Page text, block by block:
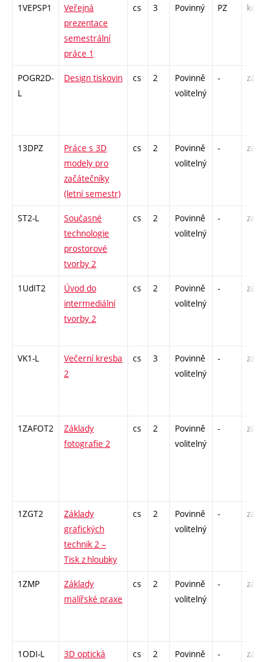
1VEPSP1
Veřejná
prezentace
semestrální
práce 1
cs 3 Povinný PZ kol
POGR2D-
L
Design tiskovin cs 2
Povinně
volitelný
- zá
13DPZ
Práce s 3D
modely pro
začátečníky
(letní semestr)
cs 2
Povinně
volitelný
- zá
ST2-L
Současné
technologie
prostorové
tvorby 2
cs 2
Povinně
volitelný
- zá
1UdIT2
Úvod do
intermediální
tvorby 2
cs 2
Povinně
volitelný
- zá
VK1-L
Večerní kresba
2
cs 3
Povinně
volitelný
- zá,zk
1ZAFOT2
Základy
fotografie 2
cs 2
Povinně
volitelný
- zá
1ZGT2
Základy
grafických
technik 2 –
Tisk z hloubky
cs 2
Povinně
volitelný
- zá
1ZMP
Základy
malířské praxe
cs 2
Povinně
volitelný
- zá
1ODI-L
3D optická
cs 2
Povinně
- zá